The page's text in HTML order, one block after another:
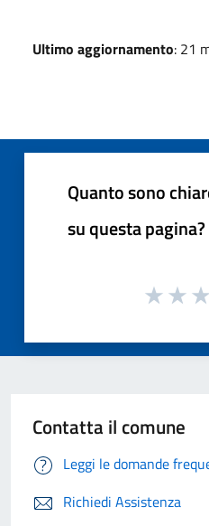
Ultimo aggiornamento: 21
Quanto sono
su questa pagina?
Contatta il comune
Leggi le domande
Richiedi Assistenza